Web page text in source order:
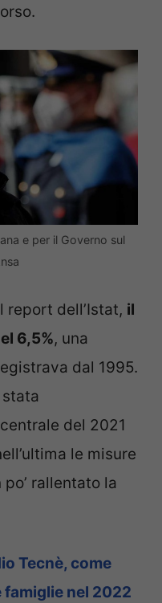
e per il Governo sul
report dell’Istat, il
6,5%, una
dal 1995.
del 2021
le misure
rallentato la
Tecnè, come
famiglie nel 2022